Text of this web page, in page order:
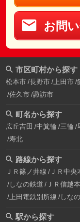
お問
市区町村から探す
松本市 長野市 上田市
佐久市 諏訪市
町名から探す
広丘吉田 中箕輪 三輪
寿北
路線から探す
ＪＲ篠ノ井線 ＪＲ中央
しなの鉄道 ＪＲ信越
上田電鉄別所線 しな
駅から探す